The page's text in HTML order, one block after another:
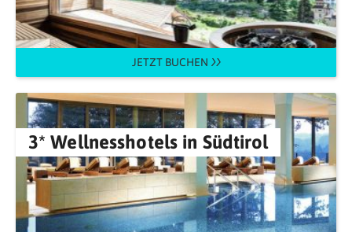
JETZT BUCHEN
3* Wellnesshotels in Südtirol